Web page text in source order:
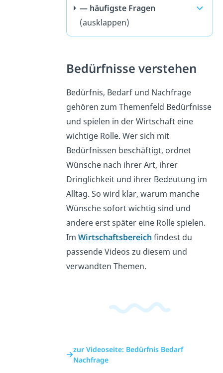
— häufigste Fragen
(ausklappen)
Bedürfnisse verstehen
Bedürfnis, Bedarf und Nachfrage
gehören zum Themenfeld Bedürfnisse
und spielen in der Wirtschaft eine
wichtige Rolle. Wer sich mit
Bedürfnissen beschäftigt, ordnet
Wünsche nach ihrer Art, ihrer
Dringlichkeit und ihrer Bedeutung im
Alltag. So wird klar, warum manche
Wünsche sofort wichtig sind und
andere erst später eine Rolle spielen.
ImWirtschaftsbereich findest du
passende Videos zu diesem und
verwandten Themen.
zur Videoseite: Bedürfnis Bedarf
Nachfrage